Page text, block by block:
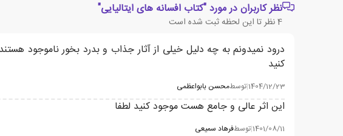
نظر کاربران در مورد "کتاب افسانه های ایتالیایی"
4نظر تا این لحظه ثبت شده است
درود نمیدونم به چه دلیل خیلی از آثار جذاب و بدرد بخور ناموجود
کنید
1404/12/23
|توسطمحسن بابواعظمی
این اثر عالی و جامع هست موجود کنید لطفا
1401/08/11
|توسطفرهاد سمیعی